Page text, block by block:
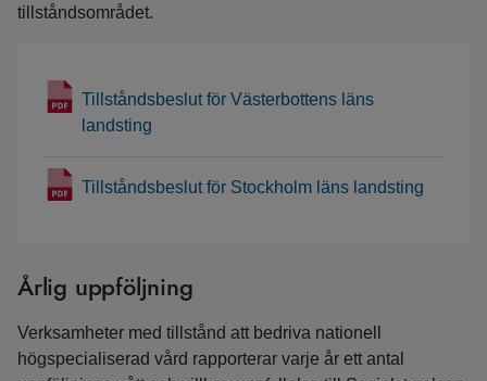
tillståndsområdet.
Tillståndsbeslut för Västerbottens läns
landsting
Tillståndsbeslut för Stockholm läns landsting
Årlig uppföljning
Verksamheter med tillstånd att bedriva nationell
högspecialiserad vård rapporterar varje år ett antal